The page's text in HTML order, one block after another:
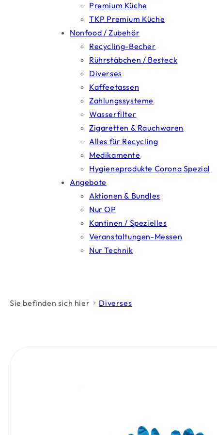
Premium Küche
TKP Premium Küche
Nonfood / Zubehör
Recycling-Becher
Rührstäbchen / Besteck
Diverses
Kaffeetassen
Zahlungssysteme
Wasserfilter
Zigaretten & Rauchwaren
Alles für Recycling
Medikamente
Hygieneprodukte Corona Spezial
Angebote
Aktionen & Bundles
Nur OP
Kantinen / Spezielles
Veranstaltungen-Messen
Nur Technik
Sie befinden sich hier Diverses